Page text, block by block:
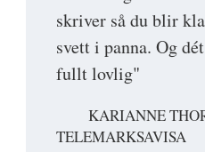
skriver så du blir
svett i panna. Og
fullt lovlig"
KARIANNE
TELEMARKSAVISA